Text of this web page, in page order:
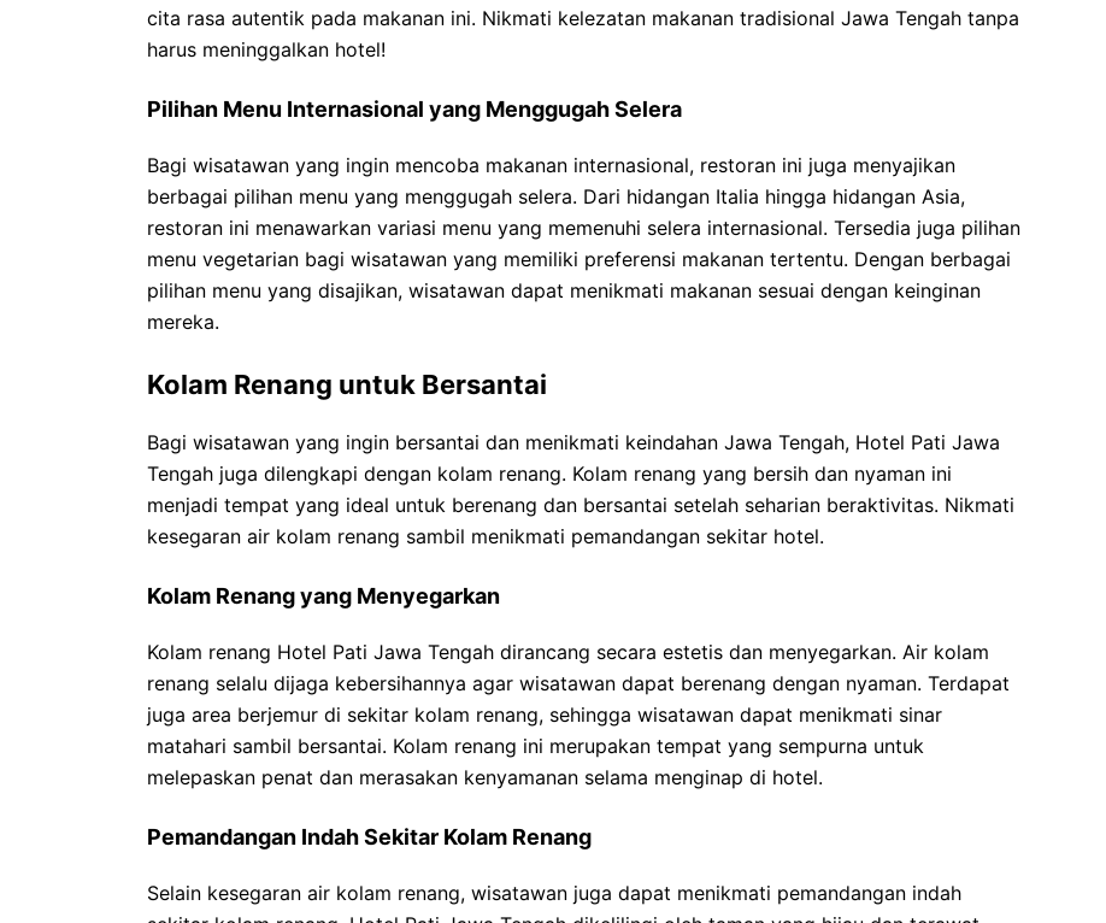
cita rasa autentik pada makanan ini. Nikmati kelezatan makanan tradisional Jawa Tengah tanpa
harus meninggalkan hotel!
Pilihan Menu Internasional yang Menggugah Selera
Bagi wisatawan yang ingin mencoba makanan internasional, restoran ini juga menyajikan
berbagai pilihan menu yang menggugah selera. Dari hidangan Italia hingga hidangan Asia,
restoran ini menawarkan variasi menu yang memenuhi selera internasional. Tersedia juga pilihan
menu vegetarian bagi wisatawan yang memiliki preferensi makanan tertentu. Dengan berbagai
pilihan menu yang disajikan, wisatawan dapat menikmati makanan sesuai dengan keinginan
mereka.
Kolam Renang untuk Bersantai
Bagi wisatawan yang ingin bersantai dan menikmati keindahan Jawa Tengah, Hotel Pati Jawa
Tengah juga dilengkapi dengan kolam renang. Kolam renang yang bersih dan nyaman ini
menjadi tempat yang ideal untuk berenang dan bersantai setelah seharian beraktivitas. Nikmati
kesegaran air kolam renang sambil menikmati pemandangan sekitar hotel.
Kolam Renang yang Menyegarkan
Kolam renang Hotel Pati Jawa Tengah dirancang secara estetis dan menyegarkan. Air kolam
renang selalu dijaga kebersihannya agar wisatawan dapat berenang dengan nyaman. Terdapat
juga area berjemur di sekitar kolam renang, sehingga wisatawan dapat menikmati sinar
matahari sambil bersantai. Kolam renang ini merupakan tempat yang sempurna untuk
melepaskan penat dan merasakan kenyamanan selama menginap di hotel.
Pemandangan Indah Sekitar Kolam Renang
Selain kesegaran air kolam renang, wisatawan juga dapat menikmati pemandangan indah